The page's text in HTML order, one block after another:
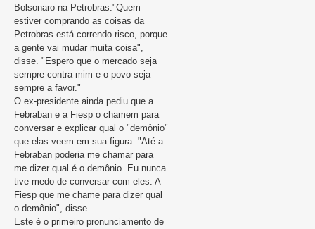
Bolsonaro na Petrobras."Quem
estiver comprando as coisas da
Petrobras está correndo risco, porque
a gente vai mudar muita coisa",
disse. "Espero que o mercado seja
sempre contra mim e o povo seja
sempre a favor."
O ex-presidente ainda pediu que a
Febraban e a Fiesp o chamem para
conversar e explicar qual o "demônio"
que elas veem em sua figura. "Até a
Febraban poderia me chamar para
me dizer qual é o demônio. Eu nunca
tive medo de conversar com eles. A
Fiesp que me chame para dizer qual
o demônio", disse.
Este é o primeiro pronunciamento de